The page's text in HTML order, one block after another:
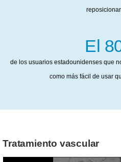
El
de los usuarios estadounidenses que
como más fácil de usar
Tratamiento vascular